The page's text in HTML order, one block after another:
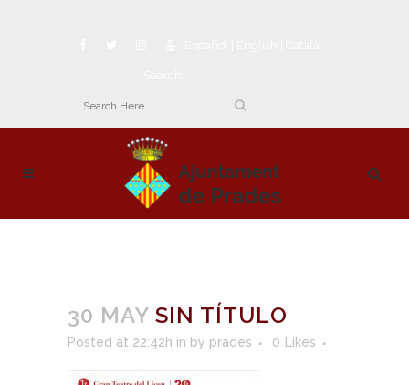
30 MAY SIN TÍTULO
Posted at 22:42h in by prades 0 Likes